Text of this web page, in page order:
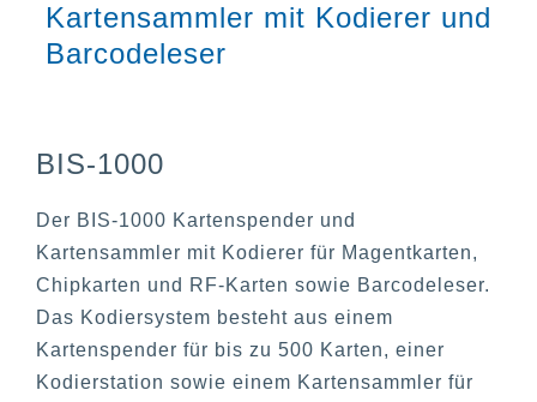
Kartensammler mit Kodierer und
Barcodeleser
BIS-1000
Der BIS-1000 Kartenspender und
Kartensammler mit Kodierer für Magentkarten,
Chipkarten und RF-Karten sowie Barcodeleser.
Das Kodiersystem besteht aus einem
Kartenspender für bis zu 500 Karten, einer
Kodierstation sowie einem Kartensammler für